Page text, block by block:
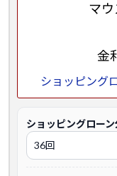
マ
金
ショッピング
ショッピングロー